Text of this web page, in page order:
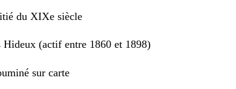
du XIXe siècle
Hideux (actif entre 1860 et 1898)
sur carte